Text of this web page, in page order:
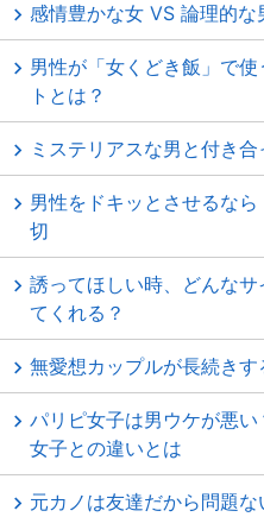
感情豊かな女 VS 論理的な
男性が「女くどき飯」で
トとは？
ミステリアスな男と付き
男性をドキッとさせるな
切
誘ってほしい時、どんな
てくれる？
無愛想カップルが長続きす
パリピ女子は男ウケが悪
女子との違いとは
元カノは友達だから問題